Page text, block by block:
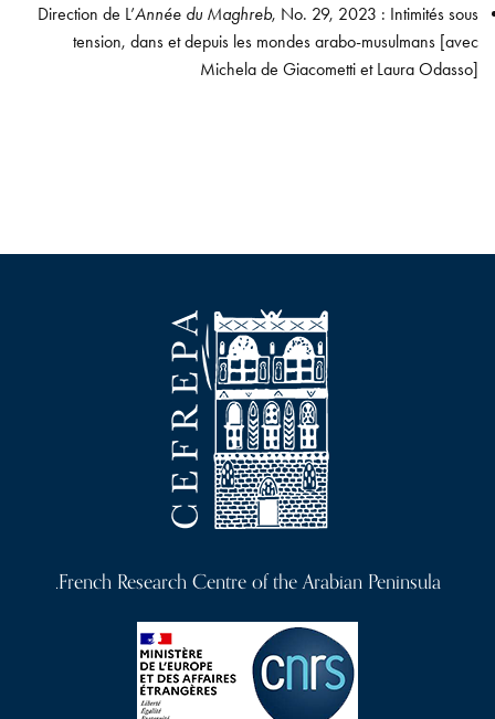
Direction de L’Année du Maghreb, No. 29, 2023 : Intimités sous
tension, dans et depuis les mondes arabo-musulmans [avec
Michela de Giacometti et Laura Odasso]
French Research Centre of the Arabian Peninsula.